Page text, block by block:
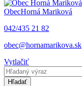
ObecHorná Mariková
042/435 21 82
obec@hornamarikova.sk
Vytlačiť
Hľadať